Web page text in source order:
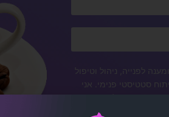
לפנייה, ניהול וטיפול
סטטיסטי פנימי. אני
בהם תחול